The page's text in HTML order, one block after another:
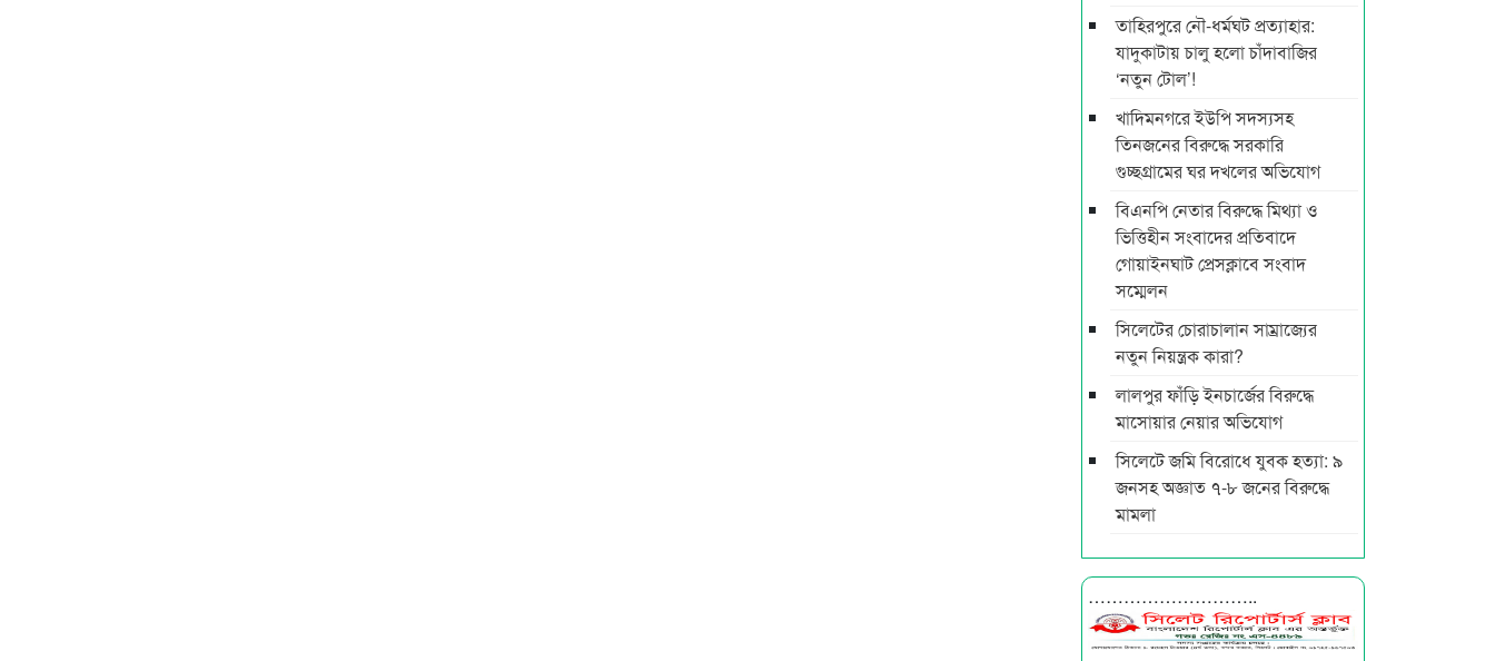
তাহিরপুরে নৌ-ধর্মঘট প্রত্যাহার:
যাদুকাটায় চালু হলো চাঁদাবাজির
‘নতুন টোল’!
খাদিমনগরে ইউপি সদস্যসহ
তিনজনের বিরুদ্ধে সরকারি
গুচ্ছগ্রামের ঘর দখলের অভিযোগ
বিএনপি নেতার বিরুদ্ধে মিথ্যা ও
ভিত্তিহীন সংবাদের প্রতিবাদে
গোয়াইনঘাট প্রেসক্লাবে সংবাদ
সম্মেলন
সিলেটের চোরাচালান সাম্রাজ্যের
নতুন নিয়ন্ত্রক কারা?
লালপুর ফাঁড়ি ইনচার্জের বিরুদ্ধে
মাসোয়ার নেয়ার অভিযোগ
সিলেটে জমি বিরোধে যুবক হত্যা: ৯
জনসহ অজ্ঞাত ৭-৮ জনের বিরুদ্ধে
মামলা
………………………..